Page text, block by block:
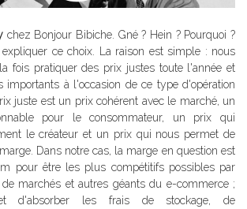
chez Bonjour Bibiche. Gné ? Hein ? Pourquoi ?
ce choix. La raison est simple : nous
fois pratiquer des prix justes toute l'année et
importants à l'occasion de ce type d'opération
juste est un prix cohérent avec le marché, un
pour le consommateur, un prix qui
le créateur et un prix qui nous permet de
Dans notre cas, la marge en question est
pour être les plus compétitifs possibles par
marchés et autres géants du e-commerce ;
d'absorber les frais de stockage, de